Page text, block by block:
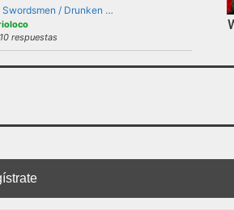
foro mediante reiteradas quejas,
del mismo.
/ Drunken …
respuestas